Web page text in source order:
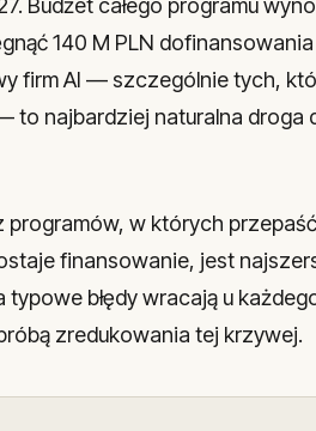
Budżet całego programu
140 M PLN
firm AI — szczególnie tych,
to najbardziej naturalna droga
w których
finansowanie, jest
błędy wracają u
zredukowania tej krzywej.